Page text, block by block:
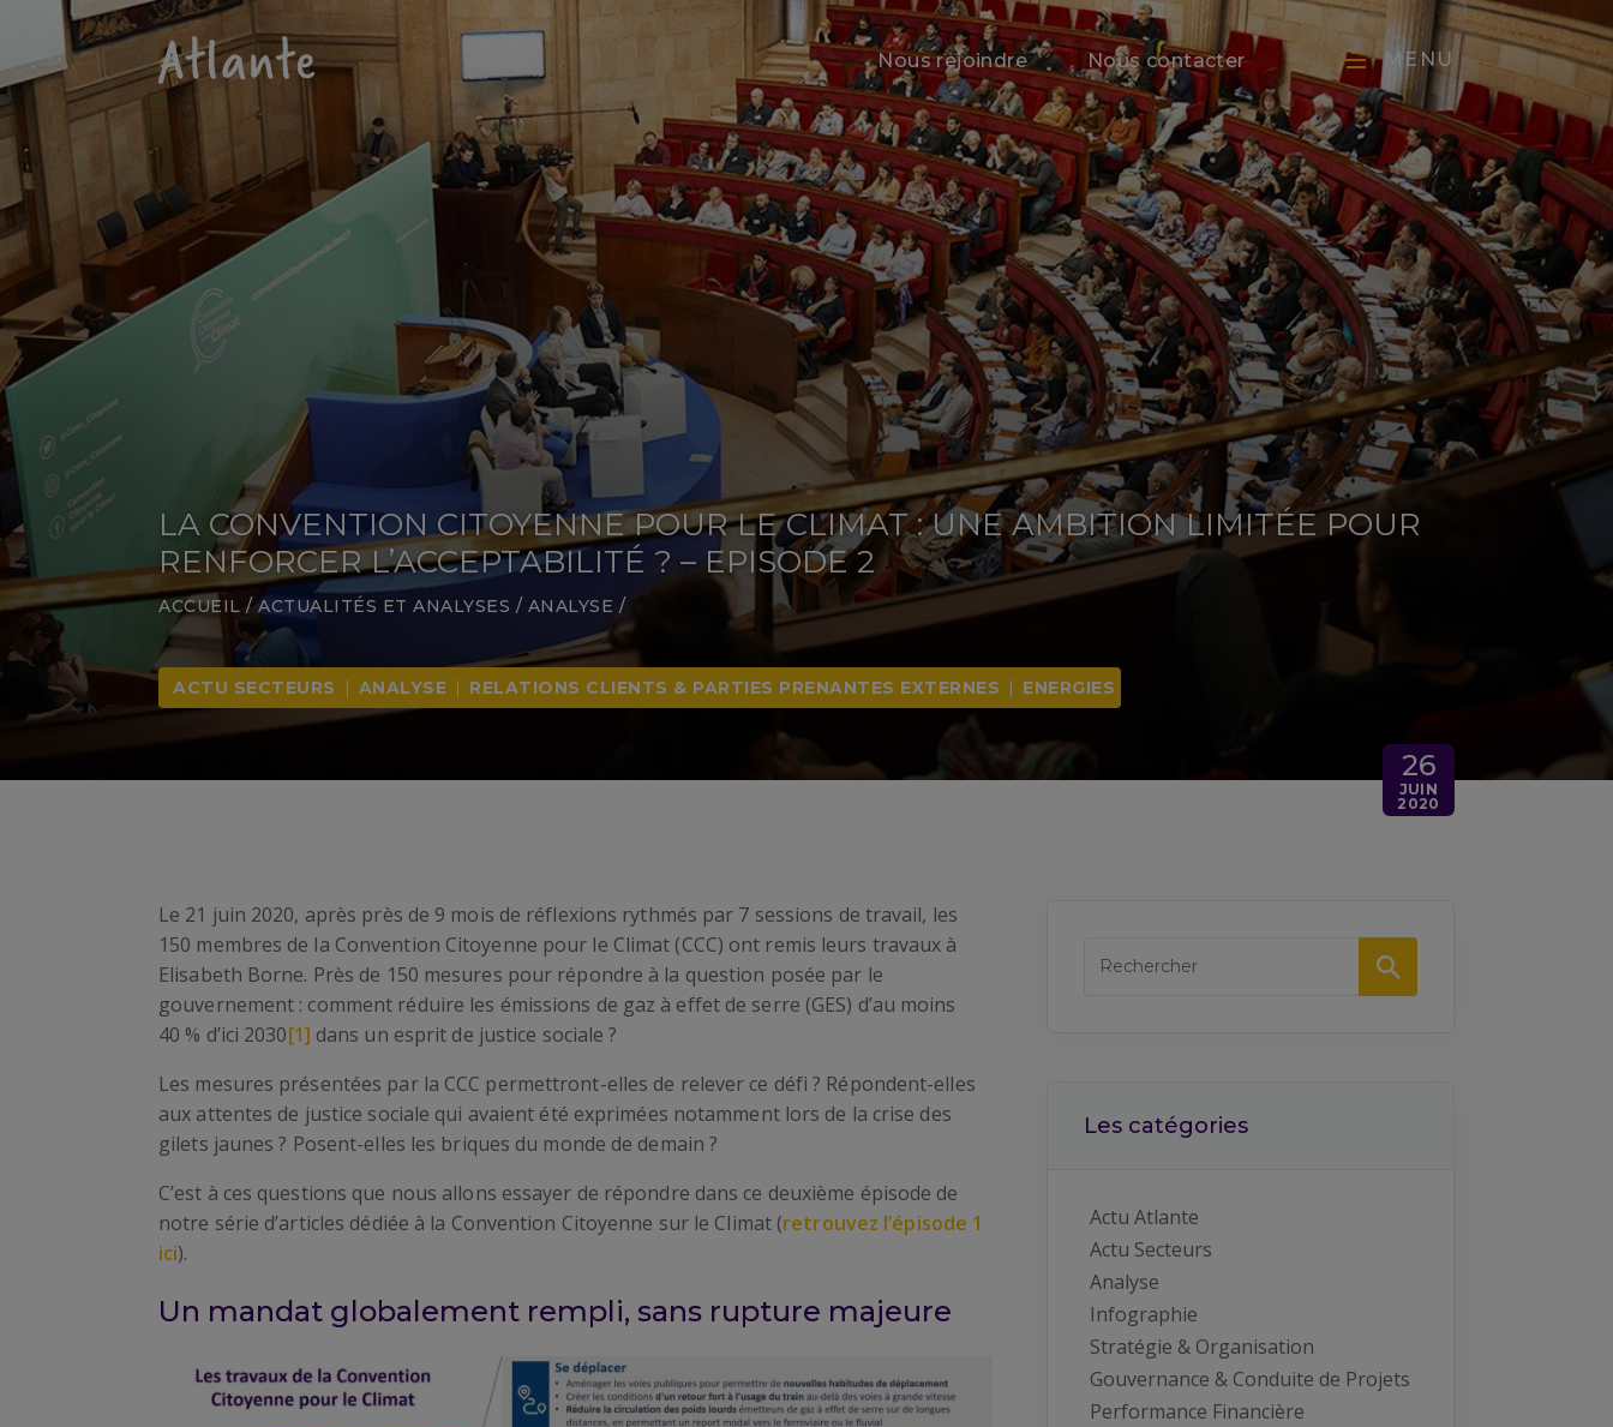
Nous rejoindre Nous contacter MENU
LA CONVENTION CITOYENNE POUR LE CLIMAT : UNE AMBITION LIMITÉE POUR
RENFORCER L’ACCEPTABILITÉ ? – EPISODE 2
ACCUEIL /ACTUALITÉS ET ANALYSES / ANALYSE /
ACTU SECTEURS | ANALYSE | RELATIONS CLIENTS & PARTIES PRENANTES EXTERNES | ENERGIES
26
JUIN
2020
Le 21 juin 2020, après près de 9 mois de réflexions rythmés par 7 sessions de travail, les
150 membres de la Convention Citoyenne pour le Climat (CCC) ont remis leurs travaux à
Elisabeth Borne. Près de 150 mesures pour répondre à la question posée par le
gouvernement : comment réduire les émissions de gaz à effet de serre (GES) d’au moins
40 % d’ici 2030[1] dans un esprit de justice sociale ?
Les mesures présentées par la CCC permettront-elles de relever ce défi ? Répondent-elles
aux attentes de justice sociale qui avaient été exprimées notamment lors de la crise des
gilets jaunes ? Posent-elles les briques du monde de demain ?
C’est à ces questions que nous allons essayer de répondre dans ce deuxième épisode de
notre série d’articles dédiée à la Convention Citoyenne sur le Climat (retrouvez l’épisode 1
ici).
Un mandat globalement rempli, sans rupture majeure
Les catégories
Actu Atlante
Actu Secteurs
Analyse
Infographie
Stratégie & Organisation
Gouvernance & Conduite de Projets
Performance Financière